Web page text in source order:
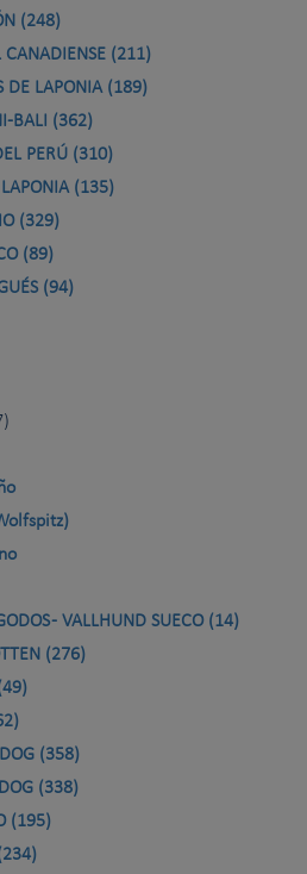
(248)
CANADIENSE (211)
DE LAPONIA (189)
BALI (362)
PERÚ (310)
LAPONIA (135)
(329)
(89)
(94)
- VALLHUND SUECO (14)
(276)
(358)
(338)
(195)